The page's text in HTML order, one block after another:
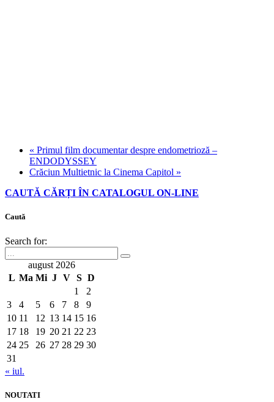
« Primul film documentar despre endometrioză –
ENDODYSSEY
Crăciun Multietnic la Cinema Capitol »
CAUTĂ CĂRȚI ÎN CATALOGUL ON-LINE
Caută
Search for:
august 2026
L Ma Mi J V S D
1
2
3
4 5 6 7 8
9
10 11 12 13 14 15 16
17 18 19 20 21 22 23
24 25 26 27 28 29 30
31
« iul.
NOUTATI